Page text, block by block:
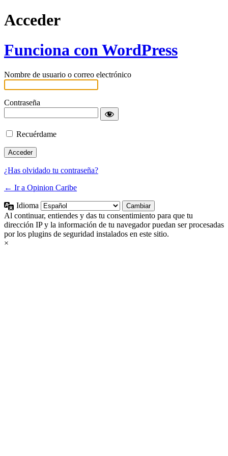
Acceder
Funciona con WordPress
Nombre de usuario o correo electrónico
Contraseña
Recuérdame
¿Has olvidado tu contraseña?
← Ir a Opinion Caribe
Idioma
Al continuar, entiendes y das tu consentimiento para que tu
dirección IP y la información de tu navegador puedan ser procesadas
por los plugins de seguridad instalados en este sitio.
×